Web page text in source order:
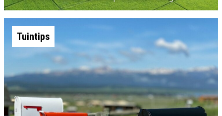
Tuintips